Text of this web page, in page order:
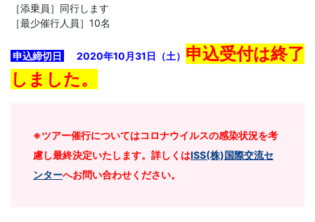
る。
幼
児
［添乗員］同行します
［最少催行人員］10名
申込締切日 2020年10月31日（土） 申込受付は終了
しました。
※ツアー催行についてはコロナウイルスの感染状況を考
慮し最終決定いたします。詳しくはISS(株)国際交流セ
ンターへお問い合わせください。